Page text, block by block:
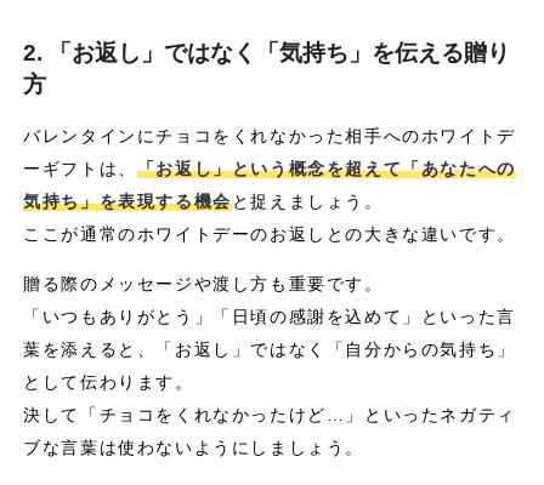
2. 「お返し」ではなく「気持ち」を伝える贈り
方
バレンタインにチョコをくれなかった相手へのホワイトデ
ーギフトは、 「お返し」という概念を超えて「あなたへの
気持ち」を表現する機会と捉えましょう。
ここが通常のホワイトデーのお返しとの大きな違いです。
贈る際のメッセージや渡し方も重要です。
「いつもありがとう」「日頃の感謝を込めて」といった言
葉を添えると、「お返し」ではなく「自分からの気持ち」
として伝わります。
決して「チョコをくれなかったけど…」といったネガティ
ブな言葉は使わないようにしましょう。